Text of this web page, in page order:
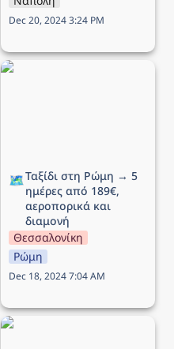
Dec 20, 2024 3:24 PM
Ταξίδι στη Ρώμη → 5
🗺️Ταξίδι στη Ρώμη → 5
ημέρες από 189€,
αεροπορικά και
διαμονή
Θεσσαλονίκη
Ρώμη
Dec 18, 2024 7:04 AM
Ταξίδι στο Λονδίνο → 5